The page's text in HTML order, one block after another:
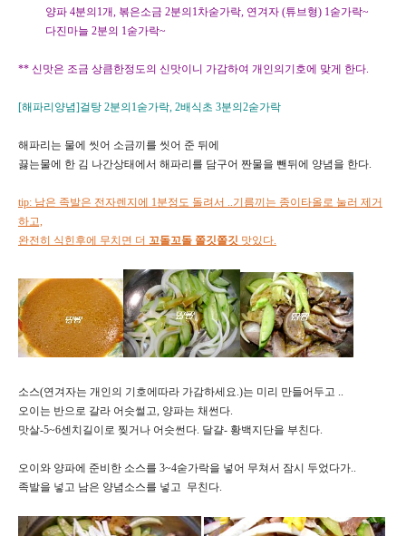
양파 4분의1개, 볶은소금 2분의1차숟가락, 연겨자 (튜브형) 1숟가락~
다진마늘 2분의 1숟가락~
** 신맛은 조금 상큼한정도의 신맛이니 가감하여 개인의기호에 맞게 한다.
[해파리양념]걸탕 2분의1숟가락, 2배식초 3분의2숟가락
해파리는 물에 씻어 소금끼를 씻어 준 뒤에
끓는물에 한 김 나간상태에서 해파리를 담구어 짠물을 뺀뒤에 양념을 한다.
tip: 남은 족발은 전자렌지에 1분정도 돌려서 ..기름끼는 종이타올로 눌러 제거
하고,
완전히 식힌후에 무치면 더 꼬돌꼬돌 쫄깃쫄깃 맛있다.
소스(연겨자는 개인의 기호에따라 가감하세요.)는 미리 만들어두고 ..
오이는 반으로 갈라 어슷썰고, 양파는 채썬다.
맛살-5~6센치길이로 찢거나 어슷썬다. 달걀- 황백지단을 부친다.
오이와 양파에 준비한 소스를 3~4숟가락을 넣어 무쳐서 잠시 두었다가..
족발을 넣고 남은 양념소스를 넣고 무친다.